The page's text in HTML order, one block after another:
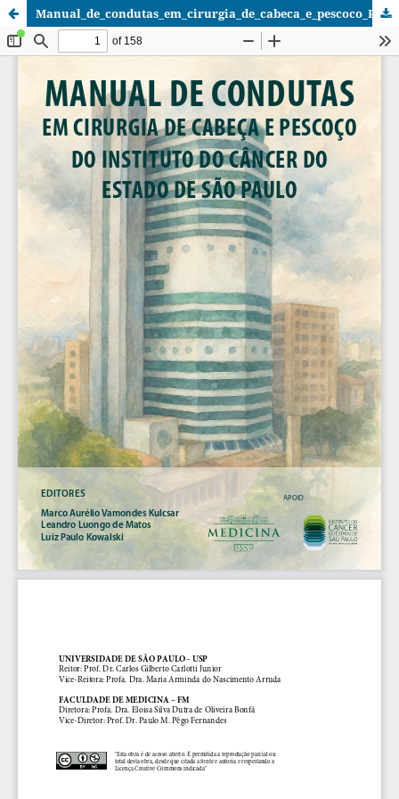
Manual_de_condutas_em_cirurgia_de_cabeca_e_pescoco_Portal_Livros.pdf